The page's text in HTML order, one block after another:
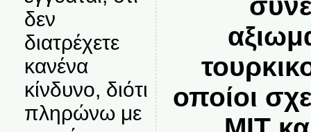
δεν
διατρέχετε
κανένα
κίνδυνο, διότι
πληρώνω με
οποίοι